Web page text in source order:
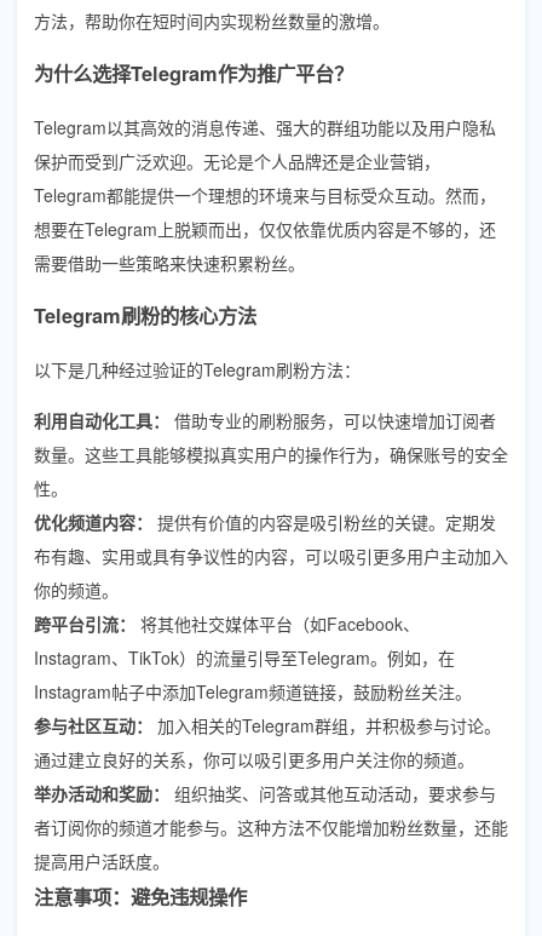
方法，帮助你在短时间内实现粉丝数量的激增。
为什么选择Telegram作为推广平台？
Telegram以其高效的消息传递、强大的群组功能以及用户隐私
保护而受到广泛欢迎。无论是个人品牌还是企业营销，
Telegram都能提供一个理想的环境来与目标受众互动。然而，
想要在Telegram上脱颖而出，仅仅依靠优质内容是不够的，还
需要借助一些策略来快速积累粉丝。
Telegram刷粉的核心方法
以下是几种经过验证的Telegram刷粉方法：
利用自动化工具：
借助专业的刷粉服务，可以快速增加订阅者
数量。这些工具能够模拟真实用户的操作行为，确保账号的安全
性。
优化频道内容：
提供有价值的内容是吸引粉丝的关键。定期发
布有趣、实用或具有争议性的内容，可以吸引更多用户主动加入
你的频道。
跨平台引流：
将其他社交媒体平台（如Facebook、
Instagram、TikTok）的流量引导至Telegram。例如，在
Instagram帖子中添加Telegram频道链接，鼓励粉丝关注。
参与社区互动：
加入相关的Telegram群组，并积极参与讨论。
通过建立良好的关系，你可以吸引更多用户关注你的频道。
举办活动和奖励：
组织抽奖、问答或其他互动活动，要求参与
者订阅你的频道才能参与。这种方法不仅能增加粉丝数量，还能
提高用户活跃度。
注意事项：避免违规操作